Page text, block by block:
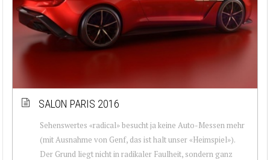
SALON PARIS 2016
Sehenswertes «radical» besucht ja keine Auto-Messen mehr
(mit Ausnahme von Genf, das ist halt unser «Heimspiel»).
Der Grund liegt nicht in radikaler Faulheit, sondern ganz